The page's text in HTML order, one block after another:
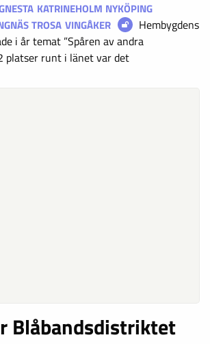
KATRINEHOLM NYKÖPING
TROSA VINGÅKER
Hembygdens
i år temat ”Spåren av andra
platser runt i länet var det
Blåbandsdistriktet